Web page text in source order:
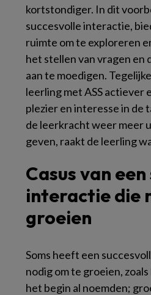
kortstondiger. In dit
succesvolle interactie,
ruimte om te exploreren
het stellen van vragen en
aan te moedigen.
leerling met ASS actiever
plezier en interesse in de
de leerkracht weer meer
geven, raakt de leerling
Casus van
interactie die
groeien
Soms heeft een
nodig om te groeien, zoals
het begin al noemden;